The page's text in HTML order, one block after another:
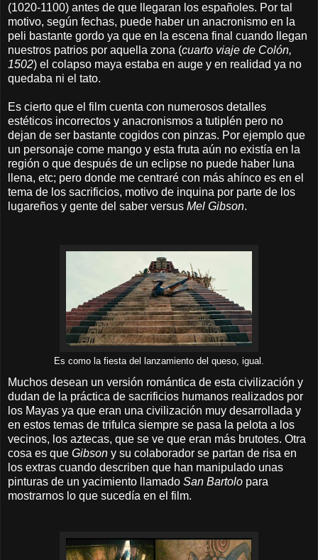
(1020-1100) antes de que llegaran los españoles. Por tal
motivo, según fechas, puede haber un anacronismo en la
peli bastante gordo ya que en la escena final cuando llegan
nuestros patrios por aquella zona (cuarto viaje de Colón,
1502) el colapso maya estaba en auge y en realidad ya no
quedaba ni el tato.
Es cierto que el film cuenta con numerosos detalles
estéticos incorrectos y anacronismos a tutiplén pero no
dejan de ser bastante cogidos con pinzas. Por ejemplo que
un personaje come mango y esta fruta aún no existía en la
región o que después de un eclipse no puede haber luna
llena, etc; pero donde me centraré con más ahínco es en el
tema de los sacrificios, motivo de inquina por parte de los
lugareños y gente del saber versus Mel Gibson.
Es como la fiesta del lanzamiento del queso, igual.
Muchos desean un versión romántica de esta civilización y
dudan de la práctica de sacrificios humanos realizados por
los Mayas ya que eran una civilización muy desarrollada y
en estos temas de trifulca siempre se pasa la pelota a los
vecinos, los aztecas, que se ve que eran más brutotes. Otra
cosa es que Gibson y su colaborador se partan de risa en
los extras cuando describen que han manipulado unas
pinturas de un yacimiento llamado San Bartolo para
mostrarnos lo que sucedía en el film.